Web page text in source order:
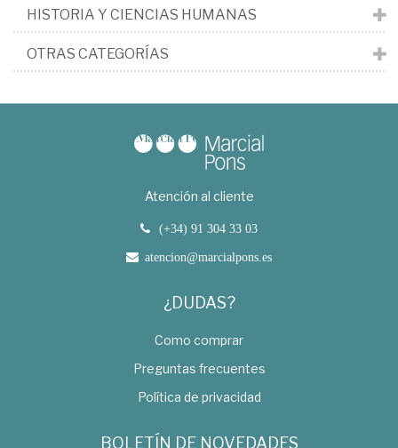
HISTORIA Y CIENCIAS HUMANAS
OTRAS CATEGORÍAS
Atención al cliente
(+34) 91 304 33 03
atencion@marcialpons.es
¿DUDAS?
Como comprar
Preguntas frecuentes
Política de privacidad
BOLETÍN DE NOVEDADES